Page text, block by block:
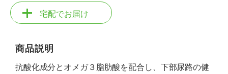
宅配でお届け
商品説明
抗酸化成分とオメガ３脂肪酸を配合し、下部尿路の健